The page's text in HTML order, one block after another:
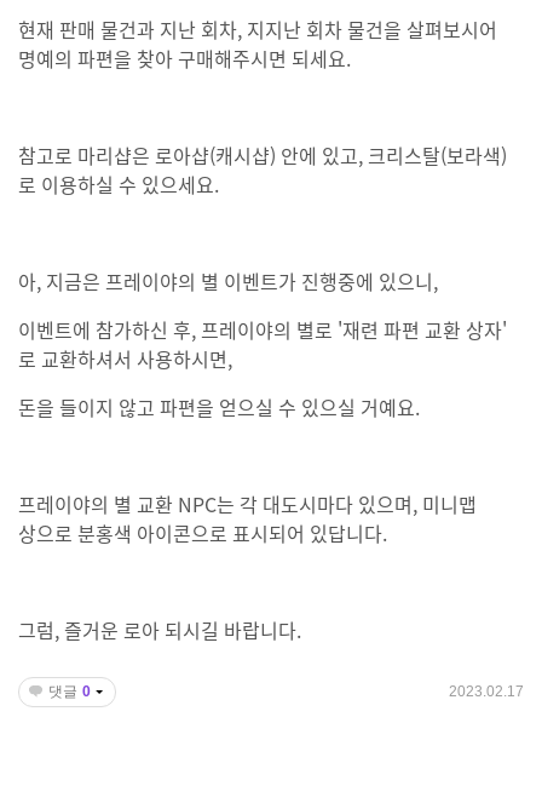
현재 판매 물건과 지난 회차, 지지난 회차 물건을 살펴보시어
명예의 파편을 찾아 구매해주시면 되세요.
참고로 마리샵은 로아샵(캐시샵) 안에 있고, 크리스탈(보라색)
로 이용하실 수 있으세요.
아, 지금은 프레이야의 별 이벤트가 진행중에 있으니,
이벤트에 참가하신 후, 프레이야의 별로 '재련 파편 교환 상자'
로 교환하셔서 사용하시면,
돈을 들이지 않고 파편을 얻으실 수 있으실 거예요.
프레이야의 별 교환 NPC는 각 대도시마다 있으며, 미니맵
상으로 분홍색 아이콘으로 표시되어 있답니다.
그럼, 즐거운 로아 되시길 바랍니다.
2023.02.17
댓글 0